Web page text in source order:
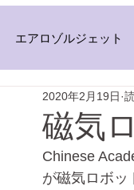
エアロゾルジェット
パイプジェット 生産
プリンテッドエレクトロ
磁気
2020年2月19日
Chinese
が磁気ロボッ